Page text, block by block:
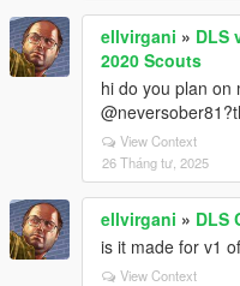
ellvirgani » DLS
2020 Scouts
hi do you plan on
View Context
26 Tháng tư, 2025
ellvirgani » DLS
is it made for v1
View Context